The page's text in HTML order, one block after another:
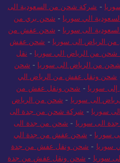
- شركة شحن من السعودية الى
الي سوريا - شحن بري من
الى سوريا - شحن عفش من
الرياض الى سوريا - شحن عفش
من الرياض الي سوريا - نقل
شحن من الرياض الى سوريا - شحن
شحن ونقل عفش من الرياض الي
سوريا - شحن ونقل عفش من
الى سوريا - شحن من الرياض
سوريا - شركة شحن من جدة الى
الى سوريا - شحن من جدة الى
سوريا - شحن عفش من جدة الي
سوريا - شحن ونقل عفش من جدة
سوريا - شحن ونقل عفش من جدة